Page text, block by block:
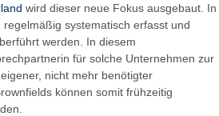
wird dieser neue Fokus ausgebaut. In
systematisch erfasst und
werden. In diesem
für solche Unternehmen zur
nicht mehr benötigter
können somit frühzeitig